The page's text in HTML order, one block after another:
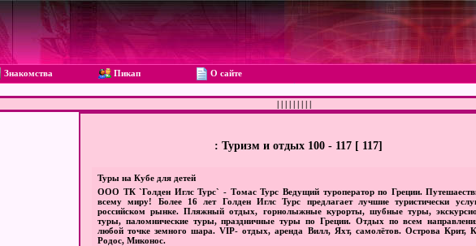
Знакомства Пикап О сайте
| | | | | | | | |
: Туризм и отдых 100 - 117 [ 117]
Туры на Кубе для детей
ООО ТК `Голден Иглс Турс` - Томас Турс Ведущий туроператор по Греции.
всему миру! Более 16 лет Голден Иглс Турс предлагает лучшие туристически
российском рынке. Пляжный отдых, горнолыжные курорты, шубные туры,
туры, паломнические туры, праздничные туры по Греции. Отдых по всем
любой точке земного шара. VIP- отдых, аренда Вилл, Яхт, самолётов. Острова Крит,
Родос, Миконос.